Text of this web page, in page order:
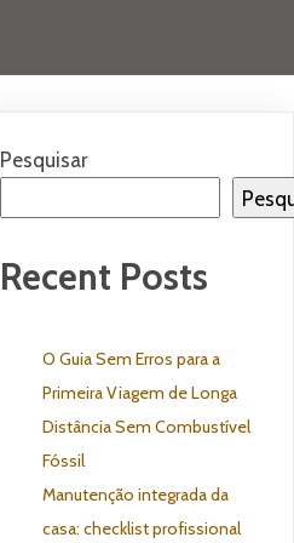
Pesquisar
Recent Posts
O Guia Sem Erros para a
Primeira Viagem de Longa
Distância Sem Combustível
Fóssil
Manutenção integrada da
casa: checklist profissional